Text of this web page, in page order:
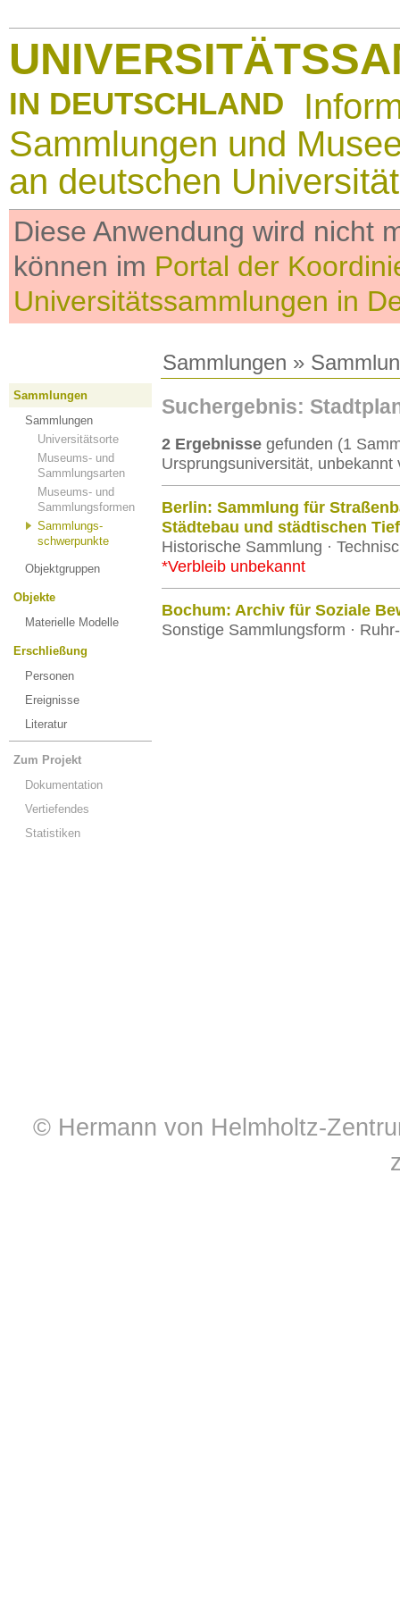
IN DEUTSCHLAND
Sammlungen und
an deutschen
Diese Anwendung wird nicht
können im Portal der
Universitätssammlungen in
Sammlungen »
Sammlungen
Sammlungen
Universitätsorte
Museums- und
Sammlungsarten
Museums- und
Sammlungsformen
Sammlungs-
schwerpunkte
Objektgruppen
Objekte
Materielle Modelle
Erschließung
Personen
Ereignisse
Literatur
Zum Projekt
Dokumentation
Vertiefendes
Statistiken
Suchergebnis:
2 Ergebnisse gefunden (1
Ursprungsuniversität,
Berlin: Sammlung für
Städtebau und städtischen
Historische Sammlung ·
*Verbleib unbekannt
Bochum: Archiv für Soziale
Sonstige Sammlungsform ·
© Hermann von Helmholtz-